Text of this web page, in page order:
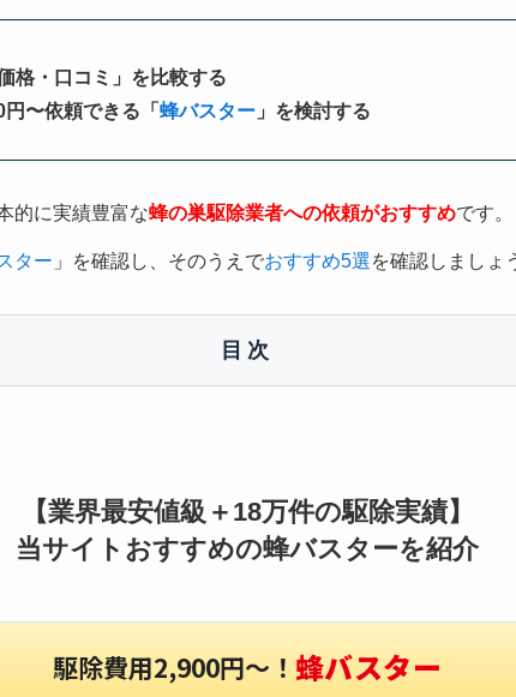
格・口コミ」を比較する
〜依頼できる「 蜂バスター 」を検討する
的に実績豊富な蜂の巣駆除業者への依頼がおすすめです。
ター 」を確認し、そのうえでおすすめ5選を確認しましょ
目次
【業界最安値級＋18万件の駆除実績】
当サイトおすすめの蜂バスターを紹介
駆除費用2,900円〜！ 蜂バスター